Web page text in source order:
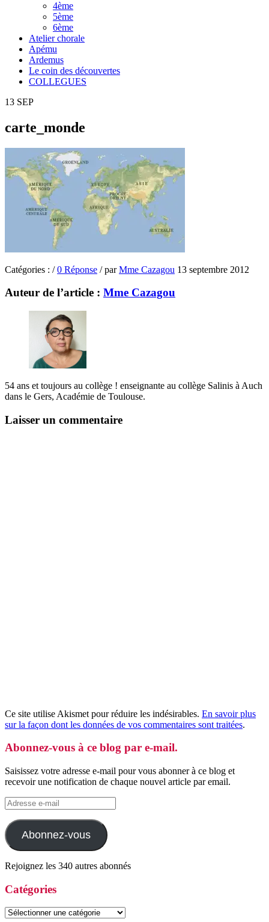
4ème
5ème
6ème
Atelier chorale
Apému
Ardemus
Le coin des découvertes
COLLEGUES
13 SEP
carte_monde
Catégories : / 0 Réponse /parMme Cazagou 13 septembre 2012
Auteur de l’article : Mme Cazagou
54 ans et toujours au collège ! enseignante au collège Salinis à Auch
dans le Gers, Académie de Toulouse.
Laisser un commentaire
Ce site utilise Akismet pour réduire les indésirables. En savoir plus
sur la façon dont les données de vos commentaires sont traitées.
Abonnez-vous à ce blog par e-mail.
Saisissez votre adresse e-mail pour vous abonner à ce blog et
recevoir une notification de chaque nouvel article par email.
Adresse
e-
mail
Abonnez-vous
Rejoignez les 340 autres abonnés
Catégories
Catégories